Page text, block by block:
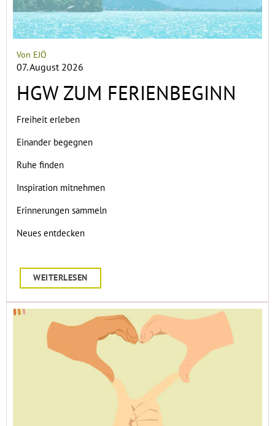
Von EJÖ
07. August 2026
HGW ZUM FERIENBEGINN
Freiheit erleben
Einander begegnen
Ruhe finden
Inspiration mitnehmen
Erinnerungen sammeln
Neues entdecken
WEITERLESEN